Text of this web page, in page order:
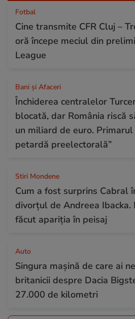
Fotbal
Cine transmite CFR Cluj –
oră începe meciul din
League
Bani și Afaceri
Închiderea centralelor
blocată, dar România riscă
un miliard de euro. Primarul
petardă preelectorală”
Stiri Mondene
Cum a fost surprins Cabral
divorțul de Andreea Ibacka.
făcut apariția în peisaj
Auto
Singura mașină de care ai
britanicii despre Dacia
27.000 de kilometri